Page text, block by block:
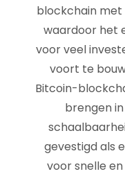
blockchain met
waardoor het
voor veel
voort te
Bitcoin-
brengen
gevestigd als
voor snelle